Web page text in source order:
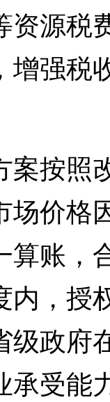
资源税
增强税
按照
场价格
算账，
内，授
级政府
承受能